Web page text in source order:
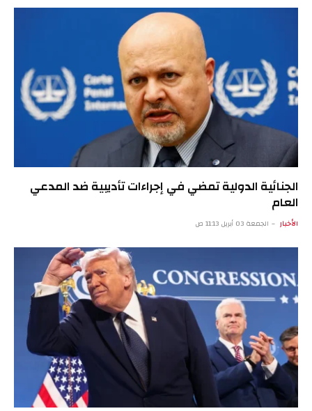
الجنائية الدولية تمضي في إجراءات تأديبية ضد المدعي
العام
الأخبار الجمعة 03 أبريل 11:13 ص